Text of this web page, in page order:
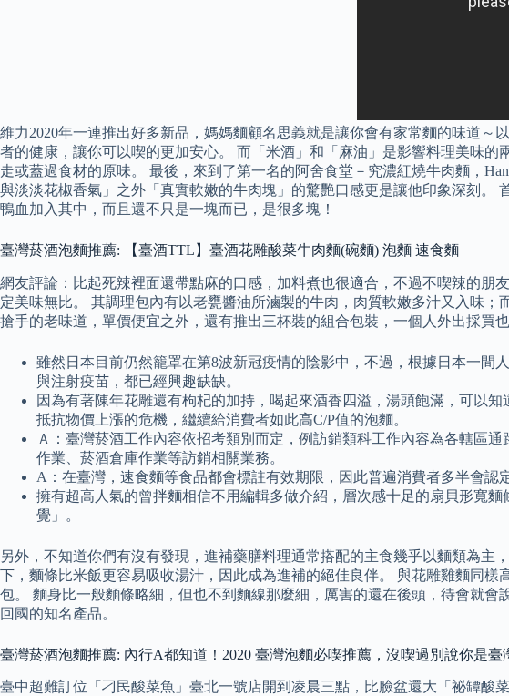
維力2020年一連推出好多新品，媽媽麵顧名思義就是讓你會有家常麵的味道
者的健康，讓你可以喫的更加安心。 而「米酒」和「麻油」是影響料理美味
走或蓋過食材的原味。 最後，來到了第一名的阿舍食堂－究濃紅燒牛肉麵，
與淡淡花椒香氣」之外「真實軟嫩的牛肉塊」的驚艷口感更是讓他印象深刻
鴨血加入其中，而且還不只是一塊而已，是很多塊！
臺灣菸酒泡麵推薦: 【臺酒TTL】臺酒花雕酸菜牛肉麵(碗麵) 泡麵 速食麵
網友評論：比起死辣裡面還帶點麻的口感，加料煮也很適合，不過不喫辣的
定美味無比。 其調理包內有以老甕醬油所滷製的牛肉，肉質軟嫩多汁又入味
搶手的老味道，單價便宜之外，還有推出三杯裝的組合包裝，一個人外出採買也
雖然日本目前仍然籠罩在第8波新冠疫情的陰影中，不過，根據日本一間
與注射疫苗，都已經興趣缺缺。
因為有著陳年花雕還有枸杞的加持，喝起來酒香四溢，湯頭飽滿，可以
抵抗物價上漲的危機，繼續給消費者如此高C/P值的泡麵。
Ａ：臺灣菸酒工作內容依招考類別而定，例訪銷類科工作內容為各轄區
作業、菸酒倉庫作業等訪銷相關業務。
A：在臺灣，速食麵等食品都會標註有效期限，因此普遍消費者多半會認
擁有超高人氣的曾拌麵相信不用編輯多做介紹，層次感十足的扇貝形寬
覺」。
另外，不知道你們有沒有發現，進補藥膳料理通常搭配的主食幾乎以麵類為
下，麵條比米飯更容易吸收湯汁，因此成為進補的絕佳良伴。 與花雕雞麵同
包。 麵身比一般麵條略細，但也不到麵線那麼細，厲害的還在後頭，待會就
回國的知名產品。
臺灣菸酒泡麵推薦: 內行A都知道！2020 臺灣泡麵必喫推薦，沒喫過別說你是臺
臺中超難訂位「刁民酸菜魚」臺北一號店開到凌晨三點，比臉盆還大「祕罈